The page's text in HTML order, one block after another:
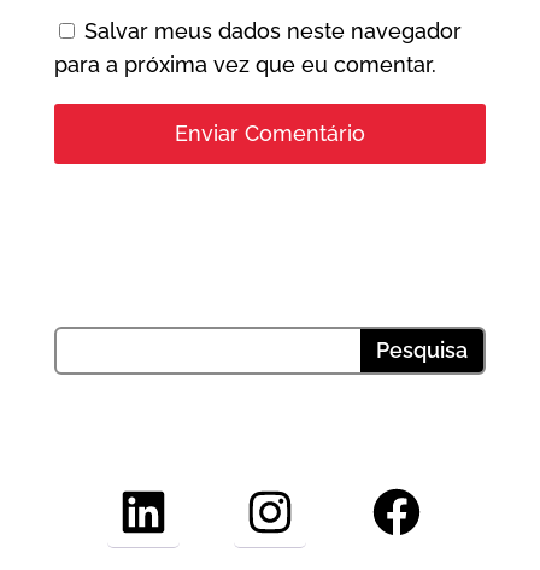
Salvar meus dados neste navegador
para a próxima vez que eu comentar.
LinkedIn InstagramFacebook